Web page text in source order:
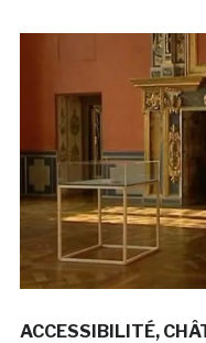
ACCESSIBILITÉ